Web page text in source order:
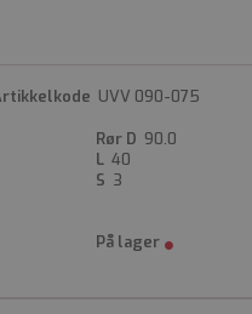
med muffe
også som 45° av type UVHV
UVV 090-075
90.0
40
3